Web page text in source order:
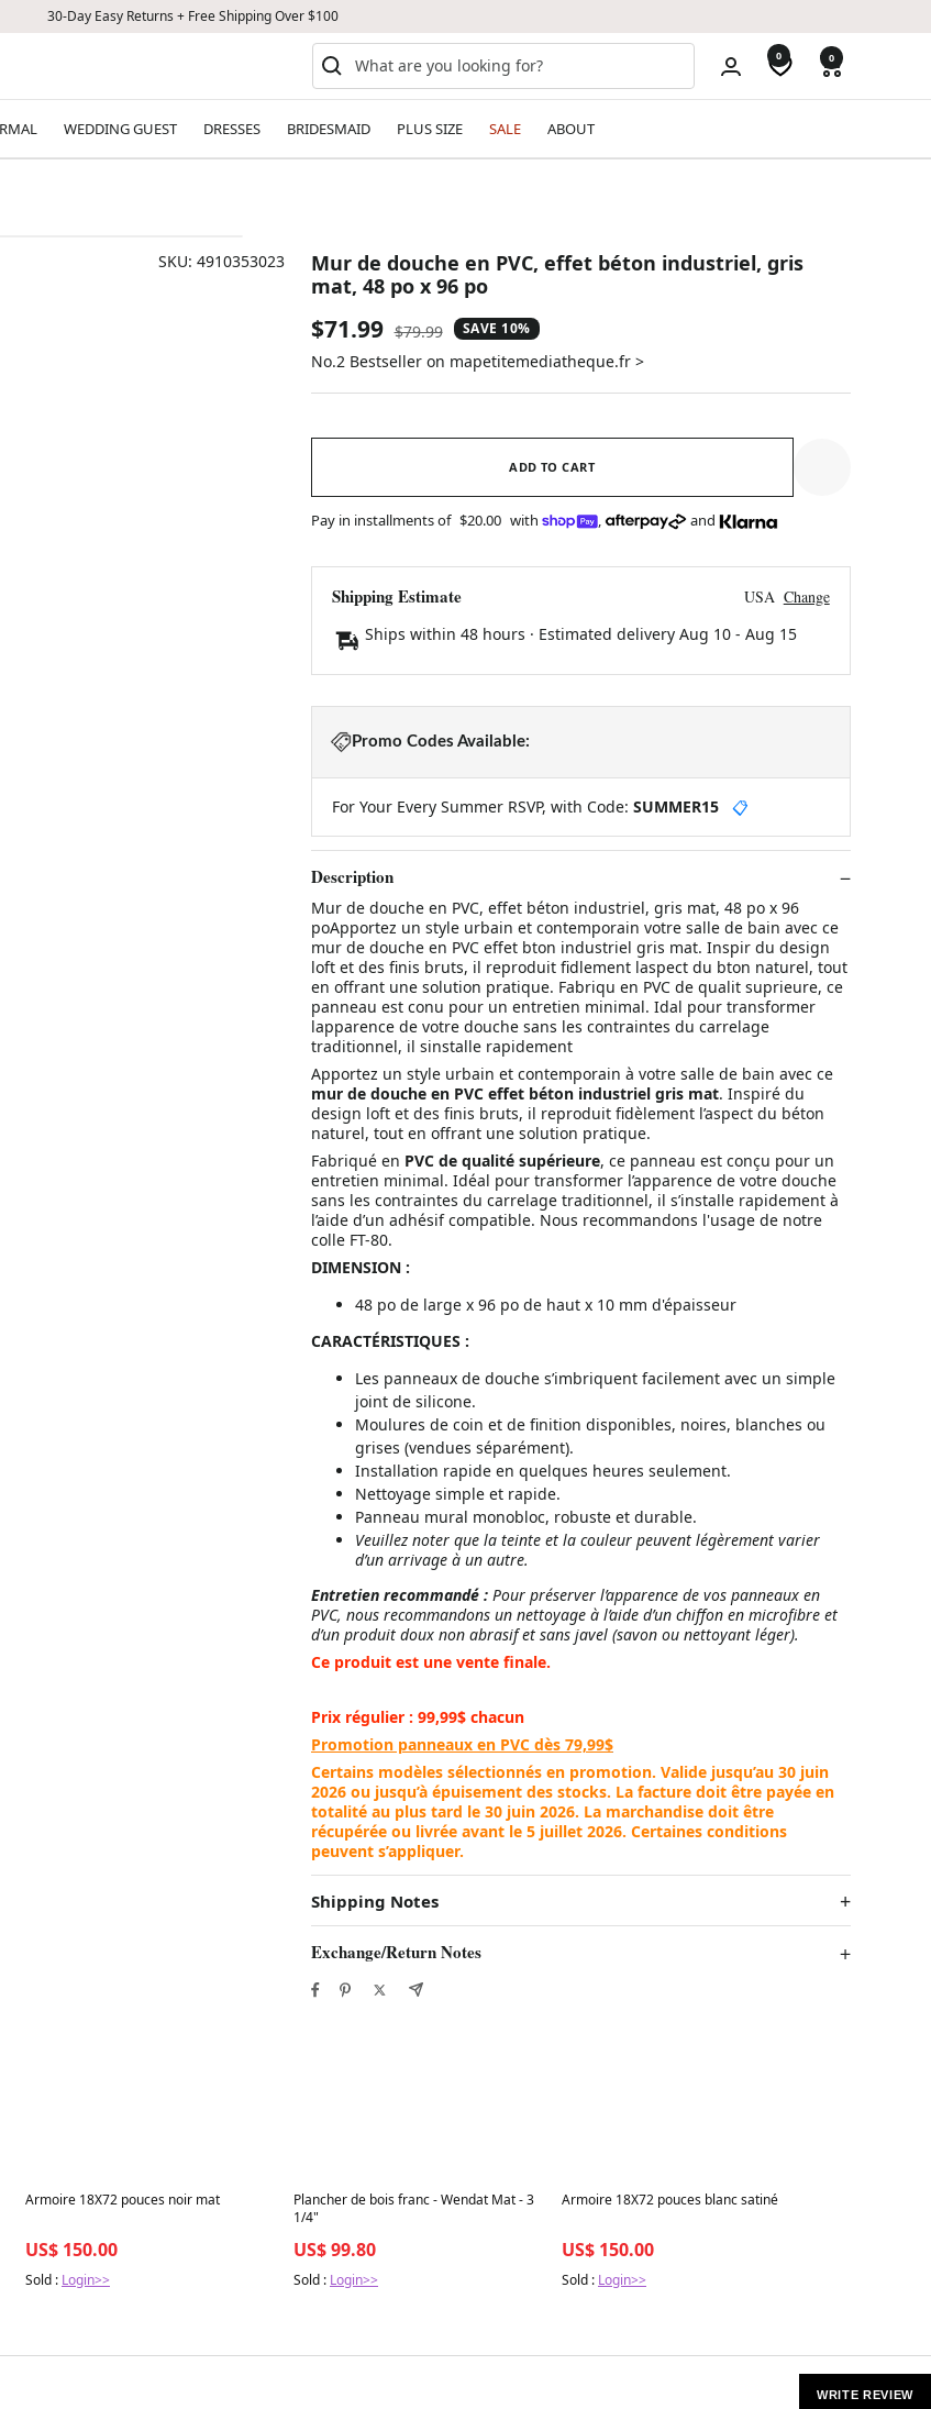
30-Day Easy Returns + Free Shipping Over $100
0 0
WEDDING GUEST DRESSES BRIDESMAID PLUS SIZE SALE ABOUT
SKU: 4910353023
Mur de douche en PVC, effet béton industriel, gris
mat, 48 po x 96 po
Sale
price
$71.99 Regular
price
$79.99 SAVE 10%
No.2 Bestseller on mapetitemediatheque.fr >
ADD TO CART
Pay in installments of $20.00 with , and
Shipping Estimate USA Change
Ships within 48 hours · Estimated delivery Aug 10- Aug 15
Promo Codes Available:
For Your Every Summer RSVP, with Code: SUMMER15 📋
Description
Mur de douche en PVC, effet béton industriel, gris mat, 48 po x 96
poApportez un style urbain et contemporain votre salle de bain avec ce
mur de douche en PVC effet bton industriel gris mat. Inspir du design
loft et des finis bruts, il reproduit fidlement laspect du bton naturel, tout
en offrant une solution pratique. Fabriqu en PVC de qualit suprieure, ce
panneau est conu pour un entretien minimal. Idal pour transformer
lapparence de votre douche sans les contraintes du carrelage
traditionnel, il sinstalle rapidement
Apportez un style urbain et contemporain à votre salle de bain avec ce
mur de douche en PVC effet béton industriel gris mat. Inspiré du
design loft et des finis bruts, il reproduit fidèlement l’aspect du béton
naturel, tout en offrant une solution pratique.
Fabriqué en PVC de qualité supérieure, ce panneau est conçu pour un
entretien minimal. Idéal pour transformer l’apparence de votre douche
sans les contraintes du carrelage traditionnel, il s’installe rapidement à
l’aide d’un adhésif compatible. Nous recommandons l'usage de notre
colle FT-80.
DIMENSION :
48 po de large x 96 po de haut x 10 mm d'épaisseur
CARACTÉRISTIQUES :
Les panneaux de douche s’imbriquent facilement avec un simple
joint de silicone.
Moulures de coin et de finition disponibles, noires, blanches ou
grises (vendues séparément).
Installation rapide en quelques heures seulement.
Nettoyage simple et rapide.
Panneau mural monobloc, robuste et durable.
Veuillez noter que la teinte et la couleur peuvent légèrement varier
d’un arrivage à un autre.
Entretien recommandé : Pour préserver l’apparence de vos panneaux en
PVC, nous recommandons un nettoyage à l’aide d’un chiffon en microfibre et
d’un produit doux non abrasif et sans javel (savon ou nettoyant léger).
Ce produit est une vente finale.
Prix régulier : 99,99$chacun
Promotion panneaux en PVC dès 79,99$
Certains modèles sélectionnés en promotion. Valide jusqu’au 30 juin
2026 ou jusqu’à épuisement des stocks. La facture doit être payée en
totalité au plus tard le 30 juin 2026. La marchandise doit être
récupérée ou livrée avant le 5 juillet 2026. Certaines conditions
peuvent s’appliquer.
Shipping Notes
Exchange/Return Notes
Best in 7 days
Armoire 18X72 pouces noir mat
US$ 150.00
Sold : Login>>
Best in 7 days
Plancher de bois franc - Wendat Mat - 3
1/4"
US$ 99.80
Sold : Login>>
Best in 7 days
Armoire 18X72 pouces blanc satiné
US$ 150.00
Sold : Login>>
WRITE REVIEW